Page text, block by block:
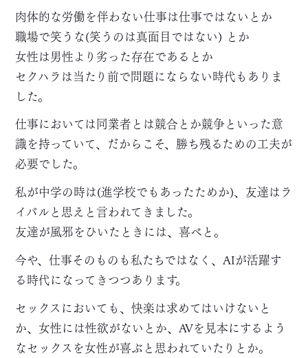
肉体的な労働を伴わない仕事は仕事ではないとか
職場で笑うな(笑うのは真面目ではない) とか
女性は男性より劣った存在であるとか
セクハラは当たり前で問題にならない時代もありま
した。
仕事においては同業者とは競合とか競争といった意
識を持っていて、だからこそ、勝ち残るための工夫が
必要でした。
私が中学の時は(進学校でもあったためか)、友達はラ
イバルと思えと言われてきました。
友達が風邪をひいたときには、喜べと。
今や、仕事そのものも私たちではなく、AIが活躍す
る時代になってきつつあります。
セックスにおいても、快楽は求めてはいけないと
か、女性には性欲がないとか、AVを見本にするよう
なセックスを女性が喜ぶと思われていたりとか。